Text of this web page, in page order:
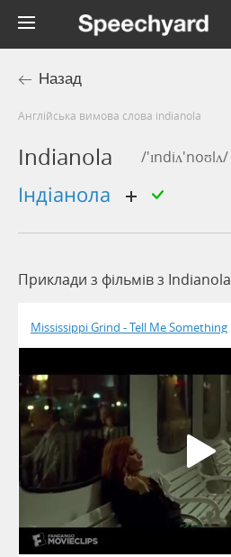
Назад
Англійська вимова слова indianola
Indianola /'ɪndiʌ'noʊlʌ/
індіанола
Приклади з фільмів з Indianola
Mississippi Grind - Tell Me Something